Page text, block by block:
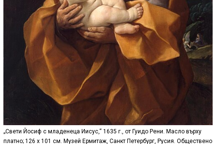
„Свети Йосиф с младенеца Иисус,“ 1635 г., от Гуидо Рени. Масло върху
платно; 126 x 101 см. Музей Ермитаж, Санкт Петербург, Русия. Обществено